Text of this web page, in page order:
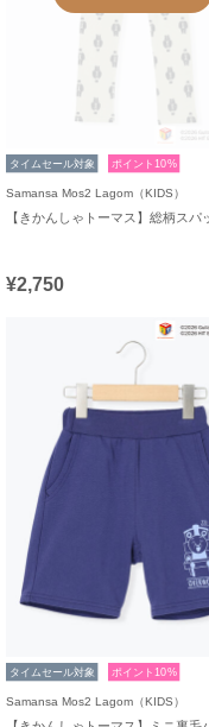
タイムセール対象 ポイント10%
Samansa Mos2 Lagom（KIDS）
【きかんしゃトーマス】総柄スパ
¥2,750
タイムセール対象 ポイント10%
Samansa Mos2 Lagom（KIDS）